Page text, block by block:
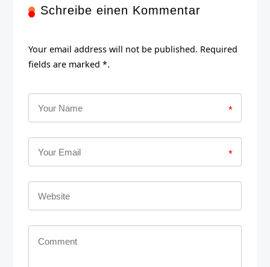
Schreibe einen Kommentar
Your email address will not be published. Required
fields are marked *.
*
*